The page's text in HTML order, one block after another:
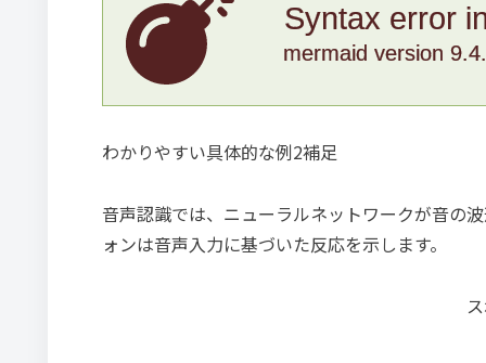
Syntax error
mermaid version
わかりやすい具体的な例2補足
音声認識では、ニューラルネットワークが音の
ォンは音声入力に基づいた反応を示します。